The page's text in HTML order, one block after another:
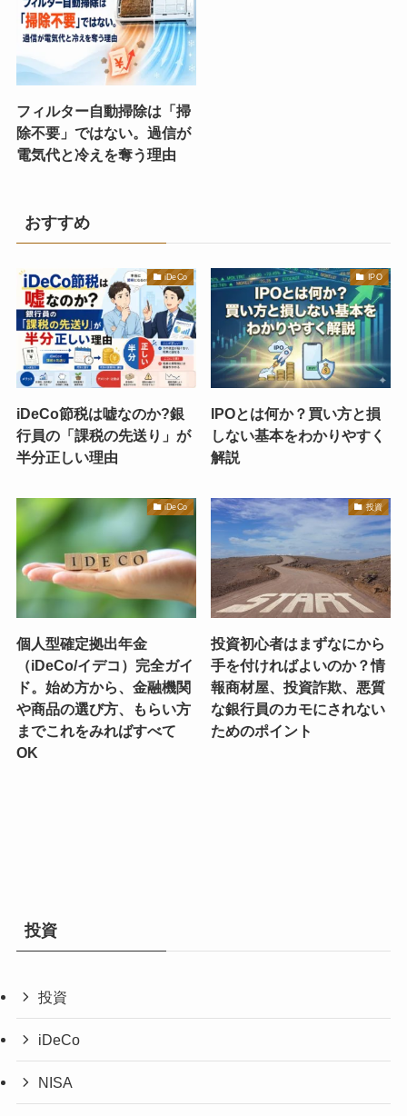
フィルター自動掃除は「掃
除不要」ではない。過信が
電気代と冷えを奪う理由
おすすめ
iDeCo
iDeCo節税は嘘なのか?銀
行員の「課税の先送り」が
半分正しい理由
IPO
IPOとは何か？買い方と損
しない基本をわかりやすく
解説
iDeCo
個人型確定拠出年金
（iDeCo/イデコ）完全ガイ
ド。始め方から、金融機関
や商品の選び方、もらい方
までこれをみればすべて
OK
投資
投資初心者はまずなにから
手を付ければよいのか？情
報商材屋、投資詐欺、悪質
な銀行員のカモにされない
ためのポイント
投資
投資
iDeCo
NISA